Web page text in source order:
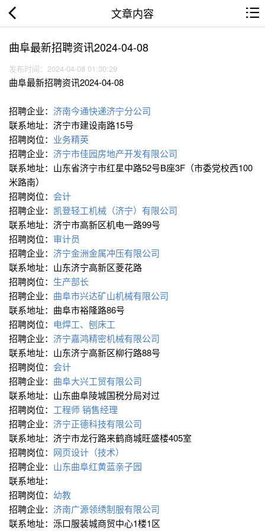
文章内容
曲阜最新招聘资讯2024-04-08
发布时间：2024-04-08 01:30:29
曲阜最新招聘资讯2024-04-08
招聘企业： 济南今通快递济宁分公司
联系地址：济宁市建设南路15号
招聘岗位： 业务精英
招聘企业： 济宁市佳园房地产开发有限公司
联系地址：山东省济宁市红星中路52号B座3F（市委党校西100
米路南）
招聘岗位： 会计
招聘企业： 凯登轻工机械（济宁）有限公司
联系地址：济宁市高新区机电一路99号
招聘岗位： 审计员
招聘企业： 济宁金洲金属冲压有限公司
联系地址：山东济宁高新区菱花路
招聘岗位： 生产部长
招聘企业： 曲阜市兴达矿山机械有限公司
联系地址：曲阜市裕隆路86号
招聘岗位： 电焊工、刨床工
招聘企业： 济宁嘉鸿精密机械有限公司
联系地址：山东济宁高新区柳行路88号
招聘岗位： 会计
招聘企业： 曲阜大兴工贸有限公司
联系地址：山东曲阜陵城国税分局对过
招聘岗位： 工程师销售经理
招聘企业： 济宁正德科技有限公司
联系地址：济宁市龙行路来鹤商城旺盛楼405室
招聘岗位： 网页设计（技术）
招聘企业： 山东曲阜红黄蓝亲子园
联系地址：
招聘岗位： 幼教
招聘企业： 济南广源领绣制服有限公司
联系地址：泺口服装城商贸中心1楼1区